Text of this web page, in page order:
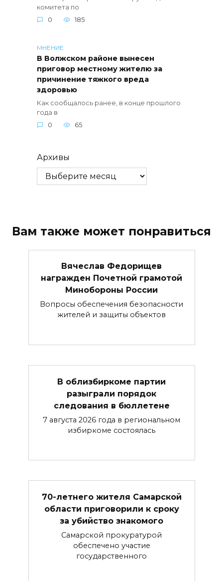
комитета по
0
185
МНЕНИЕ
В Волжском районе вынесен
приговор местному жителю за
причинение тяжкого вреда
здоровью
Как сообщалось ранее, в конце прошлого
года в
0
65
Архивы
Вам также может понравиться
Вячеслав Федорищев
награжден Почетной грамотой
Минобороны России
Вопросы обеспечения безопасности
жителей и защиты объектов
В облизбиркоме партии
разыграли порядок
следования в бюллетене
7 августа 2026 года в региональном
избиркоме состоялась
70-летнего жителя Самарской
области приговорили к сроку
за убийство знакомого
Самарской прокуратурой
обеспечено участие
государственного